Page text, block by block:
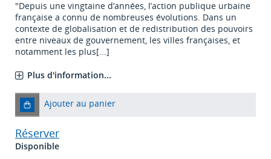
"Depuis une vingtaine d’années, l’action publique urbaine
française a connu de nombreuses évolutions. Dans un
contexte de globalisation et de redistribution des pouvoirs
entre niveaux de gouvernement, les villes françaises, et
notamment les plus[...]
Plus d'information...
Ajouter au panier
Réserver
Disponible